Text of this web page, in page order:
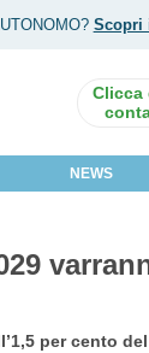
Scopri
NEWS
per cento del